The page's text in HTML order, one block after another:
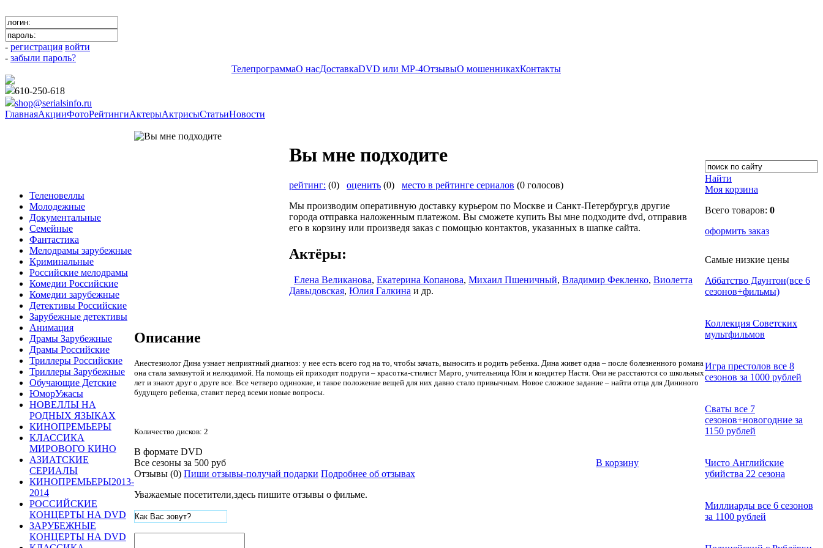
- регистрация войти
- забыли пароль?
ТелепрограммаО насДоставкаDVD или MP-4ОтзывыО мошенникахКонтакты
610-250-618
shop@serialsinfo.ru
ГлавнаяАкцииФотоРейтингиАктерыАктрисыСтатьиНовости
Теленовеллы
Молодежные
Документальные
Семейные
Фантастика
Мелодрамы зарубежные
Криминальные
Российские мелодрамы
Комедии Российские
Комедии зарубежные
Детективы Российские
Зарубежные детективы
Анимация
Драмы Зарубежные
Драмы Российские
Триллеры Российские
Триллеры Зарубежные
Обучающие Детские
ЮморУжасы
НОВЕЛЛЫ НА
РОДНЫХ ЯЗЫКАХ
КИНОПРЕМЬЕРЫ
КЛАССИКА
МИРОВОГО КИНО
АЗИАТСКИЕ
СЕРИАЛЫ
КИНОПРЕМЬЕРЫ2013-
2014
РОССИЙСКИЕ
КОНЦЕРТЫ НА DVD
ЗАРУБЕЖНЫЕ
КОНЦЕРТЫ НА DVD
Вы мне подходите
рейтинг: (0) оценить (0) место в рейтинге сериалов (0 голосов)
Мы производим оперативную доставку курьером по Москве и Санкт-Петербургу,в другие
города отправка наложенным платежом. Вы сможете купить Вы мне подходите dvd, отправив
его в корзину или произведя заказ с помощью контактов, указанных в шапке сайта.
Актёры:
Елена Великанова, Екатерина Копанова, Михаил Пшеничный, Владимир Фекленко, Виолетта
Давыдовская, Юлия Галкина и др.
Описание
Анестезиолог Дина узнает неприятный диагноз: у нее есть всего год на то, чтобы зачать, выносить и родить ребенка. Дина живет одна – после болезненного романа
она стала замкнутой и нелюдимой. На помощь ей приходят подруги – красотка-стилист Марго, учительница Юля и кондитер Настя. Они не расстаются со школьных
лет и знают друг о друге все. Все четверо одинокие, и такое положение вещей для них давно стало привычным. Новое сложное задание – найти отца для Дининого
будущего ребенка, ставит перед всеми новые вопросы.
Количество дисков: 2
В формате DVD
Все сезоны за 500 руб
В корзину
Отзывы (0) Пиши отзывы-получай подарки Подробнее об отзывах
Уважаемые посетители,здесь пишите отзывы о фильме.
Найти
Моя корзина
Всего товаров: 0
оформить заказ
Самые низкие цены
Аббатство Даунтон(все 6
сезонов+фильмы)
Коллекция Советских
мультфильмов
Игра престолов все 8
сезонов за 1000 рублей
Сваты все 7
сезонов+новогодние за
1150 рублей
Чисто Английские
убийства 22 сезона
Миллиарды все 6 сезонов
за 1100 рублей